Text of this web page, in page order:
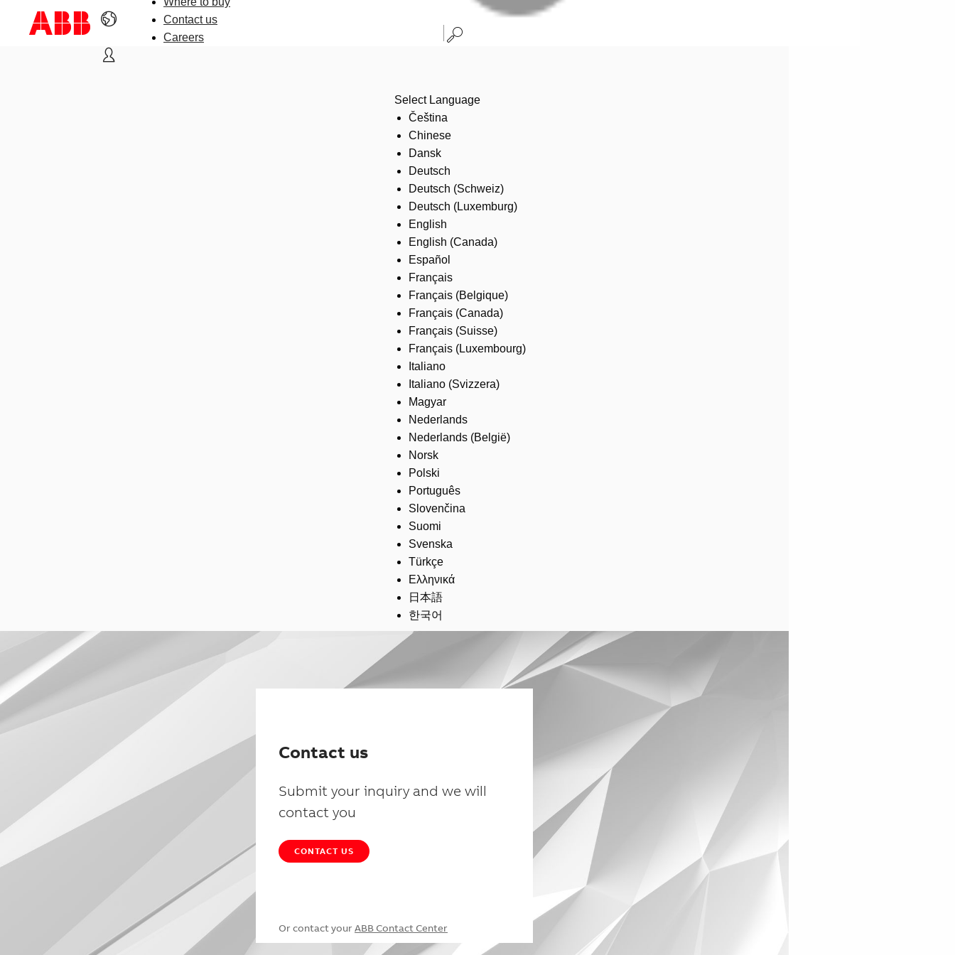
Contact us
Careers
Select Language
Čeština
Chinese
Dansk
Deutsch
Deutsch (Schweiz)
Deutsch (Luxemburg)
English
English (Canada)
Español
Français
Français (Belgique)
Français (Canada)
Français (Suisse)
Français (Luxembourg)
Italiano
Italiano (Svizzera)
Magyar
Nederlands
Nederlands (België)
Norsk
Polski
Português
Slovenčina
Suomi
Svenska
Türkçe
Ελληνικά
日本語
한국어
Contact us
Submit your inquiry and we will
contact you
CONTACT US
Or contact your ABB Contact Center